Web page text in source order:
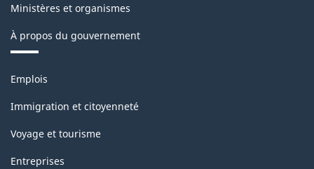
-
Structure
la
classification
Ministères et organismes
À propos du gouvernement
Thèmes
sujets
Emplois
Immigration et citoyenneté
Voyage et tourisme
Entreprises